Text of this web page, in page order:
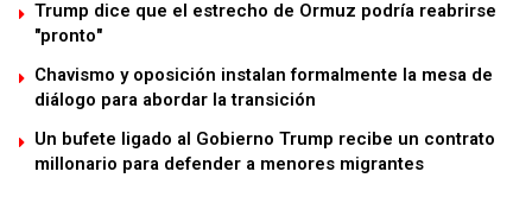
Trump dice que el estrecho de Ormuz podría reabrirse
"pronto"
Chavismo y oposición instalan formalmente la mesa de
diálogo para abordar la transición
Un bufete ligado al Gobierno Trump recibe un contrato
millonario para defender a menores migrantes